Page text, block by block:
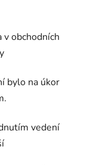
obchodních
bylo na úkor
vedení